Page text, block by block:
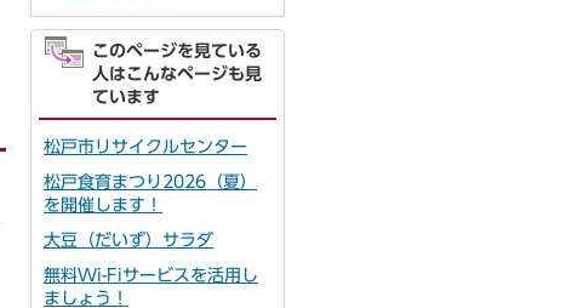
このページを見ている
人はこんなページも見
ています
松戸市リサイクルセンター
松戸食育まつり2026（夏）
を開催します！
大豆（だいず）サラダ
無料Wi-Fiサービスを活用し
ましょう！